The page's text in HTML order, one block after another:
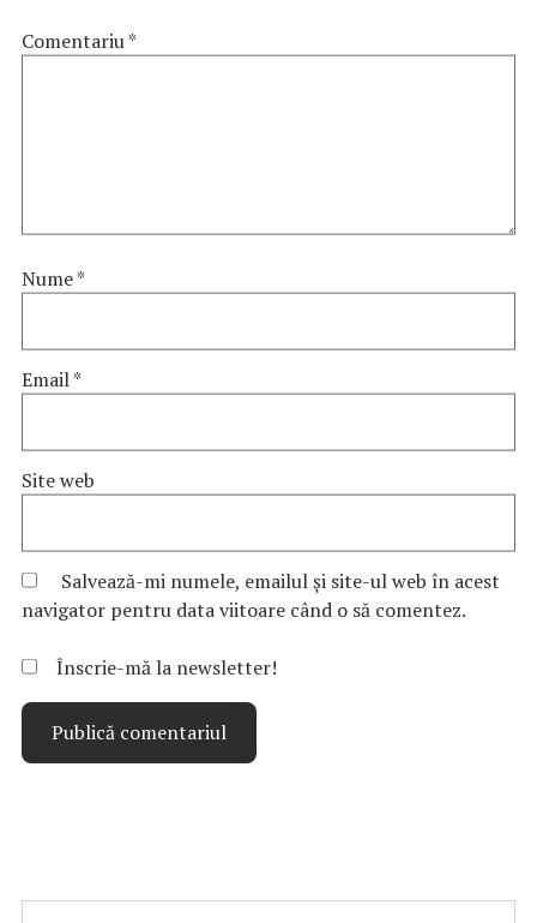
Comentariu*
Nume*
Email*
Site web
Salvează-mi numele, emailul și site-ul web în acest
navigator pentru data viitoare când o să comentez.
Înscrie-mă la newsletter!